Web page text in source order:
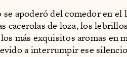
apoderó del comedor en
cacerolas de loza, los
más exquisitos aromas en
a interrumpir ese